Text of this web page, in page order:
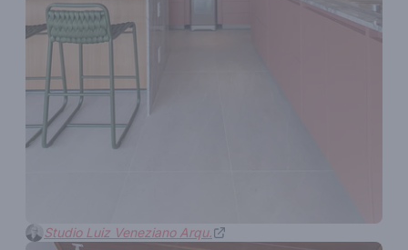
Studio Luiz Veneziano Arqu.